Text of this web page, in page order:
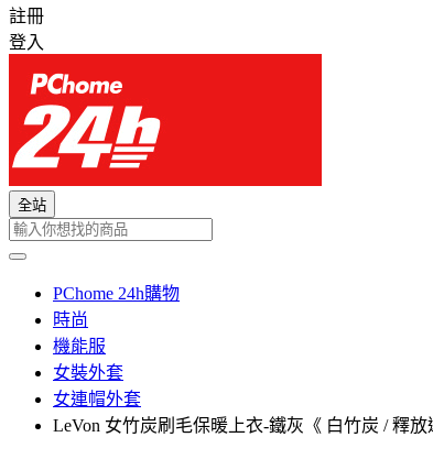
註冊
登入
全站
PChome 24h購物
時尚
機能服
女裝外套
女連帽外套
LeVon 女竹炭刷毛保暖上衣-鐵灰《 白竹炭 / 釋